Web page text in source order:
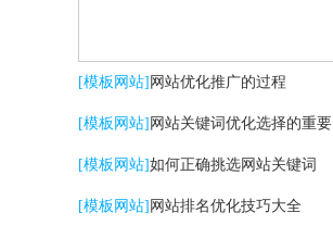
[模板网站] 网站优化推广的过程
[模板网站] 网站关键词优化选择的重要
性
[模板网站]如何正确挑选网站关键词
[模板网站] 网站排名优化技巧大全